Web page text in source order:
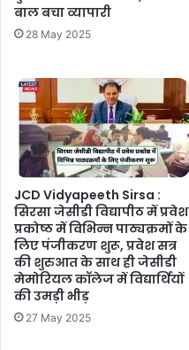
बाल बचा व्यापारी
28 May 2025
JCD Vidyapeeth Sirsa :
सिरसा जेसीडी विद्यापीठ में प्रवेश
प्रकोष्ठ में विभिन्न पाठ्यक्रमों के
लिए पंजीकरण शुरू, प्रवेश सत्र
की शुरुआत के साथ ही जेसीडी
मेमोरियल कॉलेज में विद्यार्थियों
की उमड़ी भीड़
27 May 2025